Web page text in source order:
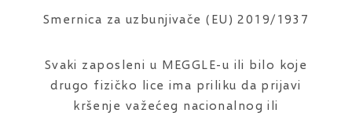
Smernica za uzbunjivače (EU) 2019/1937
Svaki zaposleni u MEGGLE-u ili bilo koje
drugo fizičko lice ima priliku da prijavi
kršenje važećeg nacionalnog ili